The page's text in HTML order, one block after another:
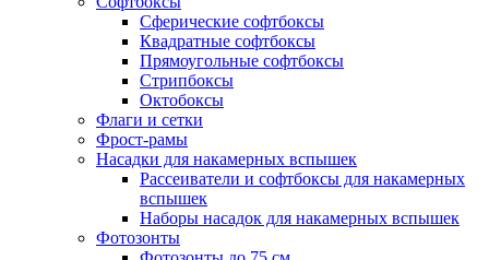
Сферические софтбоксы
Квадратные софтбоксы
Прямоугольные софтбоксы
Стрипбоксы
Октобоксы
Флаги и сетки
Фрост-рамы
Насадки для накамерных вспышек
Рассеиватели и софтбоксы для накамерных
вспышек
Наборы насадок для накамерных вспышек
Фотозонты